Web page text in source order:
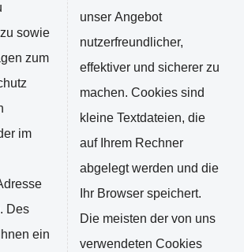
sowie
zum
im
Des
ein
unser Angebot
nutzerfreundlicher,
effektiver und sicherer zu
machen. Cookies sind
kleine Textdateien, die
auf Ihrem Rechner
abgelegt werden und die
Ihr Browser speichert.
Die meisten der von uns
verwendeten Cookies